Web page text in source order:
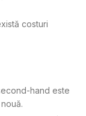
costuri
hand este